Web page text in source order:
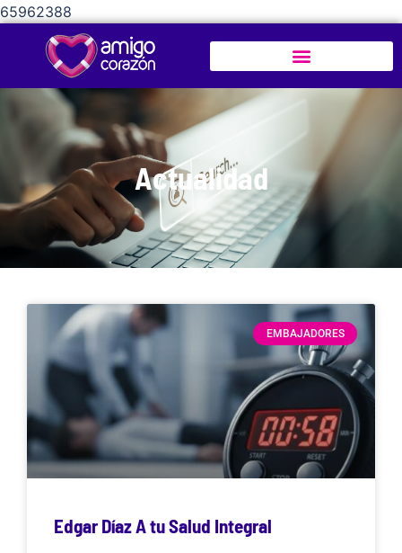
65962388
Actualidad
EMBAJADORES
Edgar Díaz A tu Salud Integral